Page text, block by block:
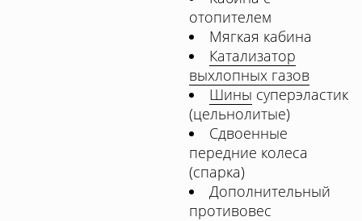
отопителем
Мягкая кабина
Катализатор
выхлопных газов
Шины суперэластик
(цельнолитые)
Сдвоенные
передние колеса
(спарка)
Дополнительный
противовес